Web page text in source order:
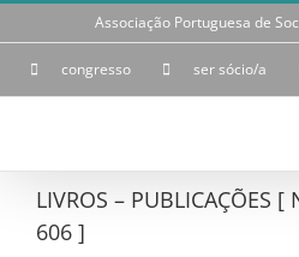
Skip
Associação Portuguesa de
congresso ser sócio/a
LIVROS – PUBLICAÇÕES
606 ]